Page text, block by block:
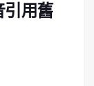
引用舊